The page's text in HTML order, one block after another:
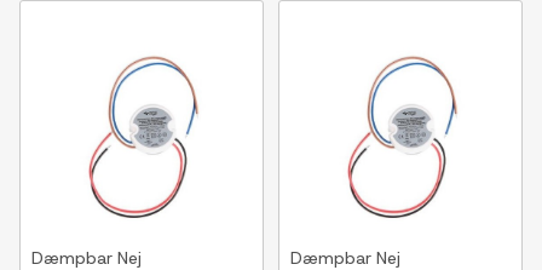
Dæmpbar Nej
Dæmpbar Nej